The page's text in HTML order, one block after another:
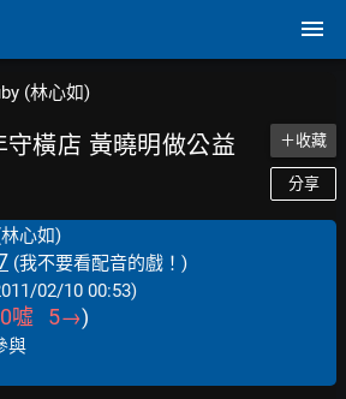
(林心如)
守橫店 黃曉明做公益 ＋收藏
分享
心如)
(我不要看配音的戲！)
02/10 00:53)
0噓 5→)
與